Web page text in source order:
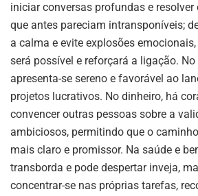
iniciar conversas profundas e
que antes pareciam intransponíveis;
a calma e evite explosões
será possível e reforçará a ligação.
apresenta-se sereno e favorável ao
projetos lucrativos. No dinheiro, há
convencer outras pessoas sobre a
ambiciosos, permitindo que o
mais claro e promissor. Na saúde e
transborda e pode despertar inveja,
concentrar-se nas próprias tarefas,